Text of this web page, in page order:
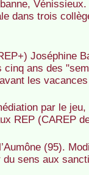
dans trois
Joséphine
cinq ans des
les vacances
par le
REP (CAREP
(95).
du sens aux